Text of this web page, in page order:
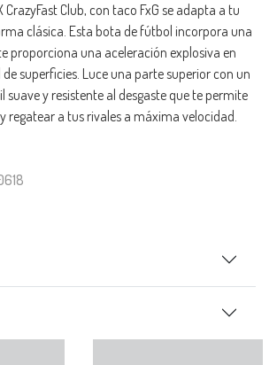
CrazyFast Club, con taco FxG se adapta a tu
clásica. Esta bota de fútbol incorpora una
proporciona una aceleración explosiva en
superficies. Luce una parte superior con un
suave y resistente al desgaste que te permite
regatear a tus rivales a máxima velocidad.